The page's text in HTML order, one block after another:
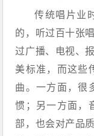
传统唱片业
的，听过百十张
过广播、电视、
美标准，而这些
曲。一方面，很
惯；另一方面，
部，也会对产品